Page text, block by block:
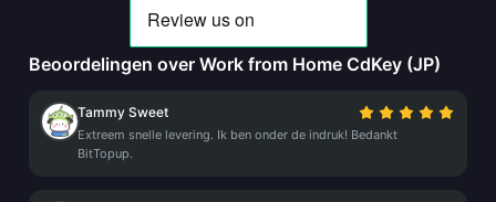
Beoordelingen over Work from Home CdKey (JP)
Tammy Sweet
Extreem snelle levering. Ik ben onder de indruk! Bedankt
BitTopup.